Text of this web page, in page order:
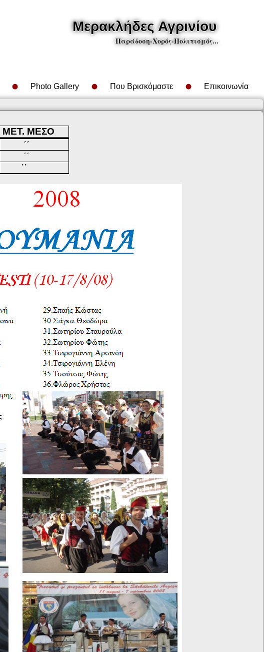
Μερακλήδες Αγρινίου
Παράδοση-Χορός-Πολιτισμός...
Photo Gallery Που Βρισκόμαστε Επικοινωνία
ΜΕΤ. ΜΕΣΟ
΄΄
΄΄
΄΄